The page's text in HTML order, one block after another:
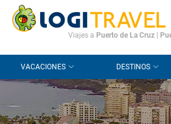
CONTACTO PREGUNTAS FRECUENTES
Viajes a Puerto de La Cruz
VACACIONES DESTINOS